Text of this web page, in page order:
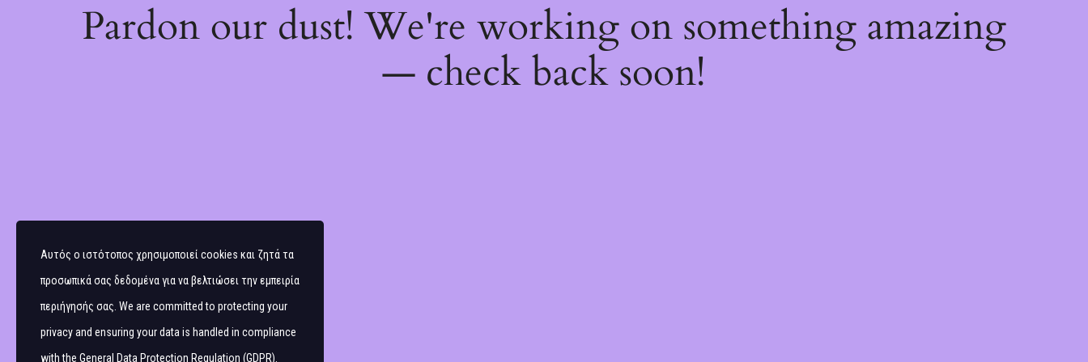
Pardon our dust! We're working on something amazing
— check back soon!
Αυτός ο ιστότοπος χρησιμοποιεί cookies και ζητά τα
προσωπικά σας δεδομένα για να βελτιώσει την εμπειρία
περιήγησής σας. We are committed to protecting your
privacy and ensuring your data is handled in compliance
with the General Data Protection Regulation (GDPR)